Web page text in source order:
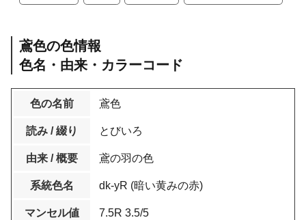
鳶色の色情報
色名・由来・カラーコード
色の名前 鳶色
読み / 綴り とびいろ
由来 / 概要 鳶の羽の色
系統色名 dk-yR (暗い黄みの赤)
マンセル値 7.5R 3.5/5